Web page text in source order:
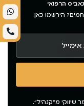
הרפואי
הירשמו כאן
שיווקי מ"קנהיל".